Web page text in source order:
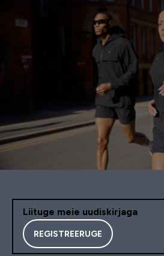
Liituge meie uudiskirjaga
REGISTREERUGE